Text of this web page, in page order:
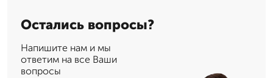
Остались вопросы?
Напишите нам и мы
ответим на все Ваши
вопросы